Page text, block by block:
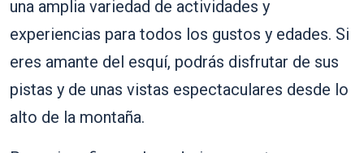
una amplia variedad de actividades y
experiencias para todos los gustos y edades. Si
eres amante del esquí, podrás disfrutar de sus
pistas y de unas vistas espectaculares desde lo
alto de la montaña.